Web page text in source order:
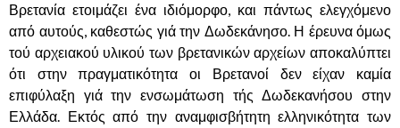
Βρετανία ετοιμάζει ένα ιδιόμορφο, και πάντως ελεγχόμενο
από αυτούς, καθεστώς γιά την Δωδεκάνησο. Η έρευνα όμως
τού αρχειακού υλικού των βρετανικών αρχείων αποκαλύπτει
ότι στην πραγματικότητα οι Βρετανοί δεν είχαν καμία
επιφύλαξη γιά την ενσωμάτωση τής Δωδεκανήσου στην
Ελλάδα. Εκτός από την αναμφισβήτητη ελληνικότητα των